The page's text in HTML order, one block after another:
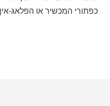
כפתורי המכשיר או הפלאג-אין